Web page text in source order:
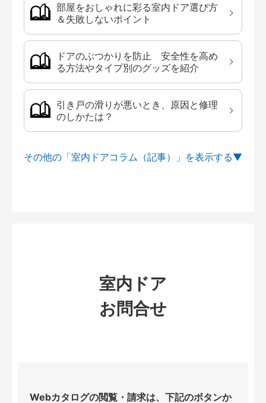
部屋をおしゃれに彩る室内ドア選び方
＆失敗しないポイント
ドアのぶつかりを防止 安全性を高め
る方法やタイプ別のグッズを紹介
引き戸の滑りが悪いとき、原因と修理
のしかたは？
その他の「室内ドアコラム（記事）」を
室内ドア
お問合せ
Webカタログの閲覧・請求は、下記のボタンか